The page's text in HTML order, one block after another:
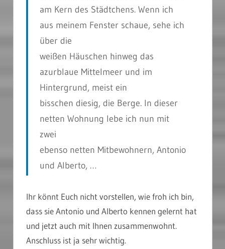
am Kern des Städtchens. Wenn ich
aus meinem Fenster schaue, sehe ich
über die
weißen Häuschen hinweg das
azurblaue Mittelmeer und im
Hintergrund, meist ein
bisschen diesig, die Berge. In dieser
netten Wohnung lebe ich nun mit
zwei
ebenso netten Mitbewohnern, Antonio
und Alberto, …
Ihr könnt Euch nicht vorstellen, wie froh ich bin,
dass sie Antonio und Alberto kennen gelernt hat
und jetzt auch mit Ihnen zusammenwohnt.
Anschluss ist ja sehr wichtig.